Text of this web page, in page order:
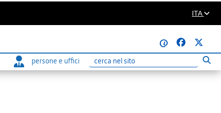
ITA
@
persone e uffici
Ricerca